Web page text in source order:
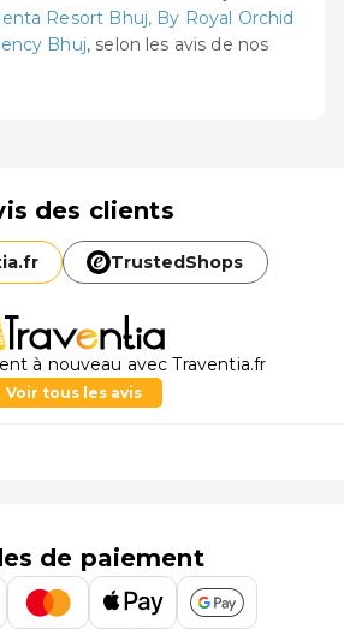
Resort Bhuj, By Royal Orchid
Bhuj, selon les avis de nos
des clients
fr TrustedShops
à nouveau avec Traventia.fr
Voir tous les avis
de paiement